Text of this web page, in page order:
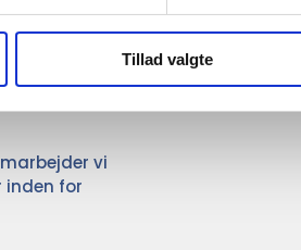
Tillad valgte
vi
inden for